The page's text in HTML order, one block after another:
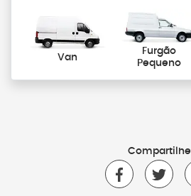
Van
Furgão
Pequeno
Compartilhe